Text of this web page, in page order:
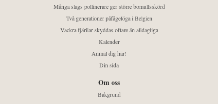
Många slags pollinerare ger större bomullsskörd
Två generationer påfågelöga i Belgien
Vackra fjärilar skyddas oftare än alldagliga
Kalender
Anmäl dig här!
Din sida
Om oss
Bakgrund